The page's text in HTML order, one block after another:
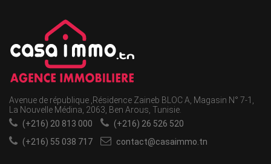
Avenue de république ,Résidence Zaineb BLOC A, Magasin N° 7-1,
La Nouvelle Médina, 2063, Ben Arous, Tunisie.
(+216) 20 813 000
(+216) 26 526 520
(+216) 55 038 717
contact@casaimmo.tn